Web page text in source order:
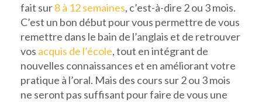
fait sur8 à 12 semaines, c’est-à-dire 2 ou 3 mois.
C’est un bon début pour vous permettre de vous
remettre dans le bain de l’anglais et de retrouver
vos acquis de l’école, tout en intégrant de
nouvelles connaissances et en améliorant votre
pratique à l’oral. Mais des cours sur 2 ou 3 mois
ne seront pas suffisant pour faire de vous une